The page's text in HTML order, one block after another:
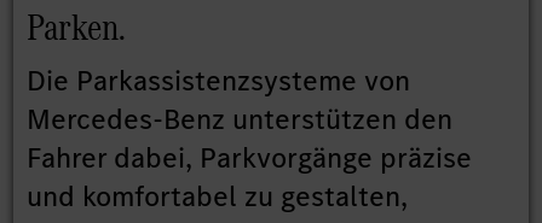
Parken.
Die Parkassistenzsysteme von
Mercedes-Benz unterstützen den
Fahrer dabei, Parkvorgänge präzise
und komfortabel zu gestalten,